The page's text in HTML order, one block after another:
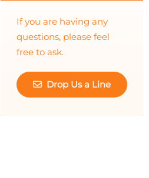
If you are having any
questions, please feel
free to ask.
Drop Us a Line